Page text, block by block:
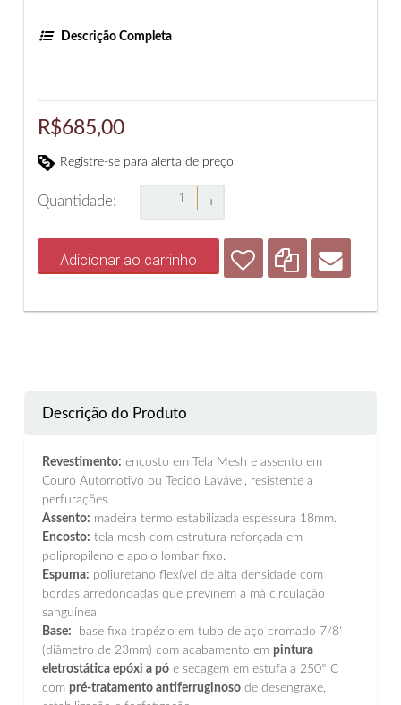
Descrição Completa
R$685,00
Registre-se para alerta de preço
Quantidade: - +
Adicionar ao carrinho
Descrição do Produto
Revestimento: encosto em Tela Mesh e assento em
Couro Automotivo ou Tecido Lavável, resistente a
perfurações.
Assento: madeira termo estabilizada espessura 18mm.
Encosto: tela mesh com estrutura reforçada em
polipropileno e apoio lombar fixo.
Espuma: poliuretano flexível de alta densidade com
bordas arredondadas que previnem a má circulação
sanguínea.
Base:
base fixa trapézio em tubo de aço cromado 7/8'
(diâmetro de 23mm) com acabamento em pintura
eletrostática epóxi a póe secagem em estufa a 250º C
com pré-tratamento antiferruginosode desengraxe,